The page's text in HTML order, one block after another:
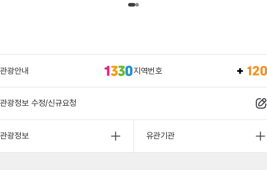
관광안내 지역번호
관광정보 수정/신규요청
관광정보 유관기관